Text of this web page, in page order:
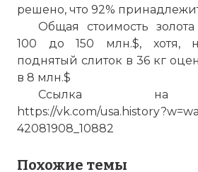
решено, что 92%
Общая стоимость
100 до 150 млн.$, хотя,
поднятый слиток в 36 кг
в 8 млн.$
Ссылка на
https://vk.com/
42081908_10882
Похожие темы